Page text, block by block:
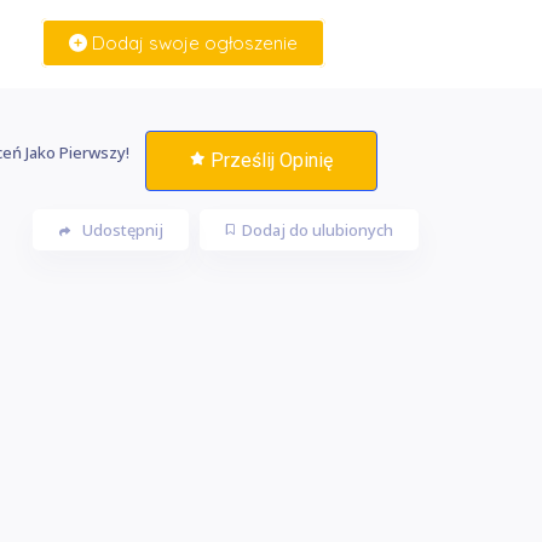
Dodaj swoje ogłoszenie
Jako Pierwszy! Prześlij Opinię
Dodaj do ulubionych
Udostępnij